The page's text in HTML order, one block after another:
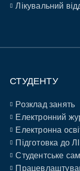
Лікувальний
СТУДЕНТУ
Розклад занять
Електронний
Електронна
Підготовка до
Студентське